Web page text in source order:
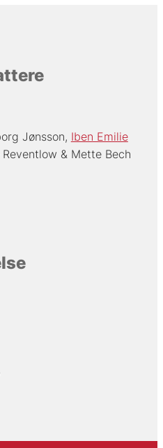
Jønsson Iben Emilie
Reventlow
Mette Bech